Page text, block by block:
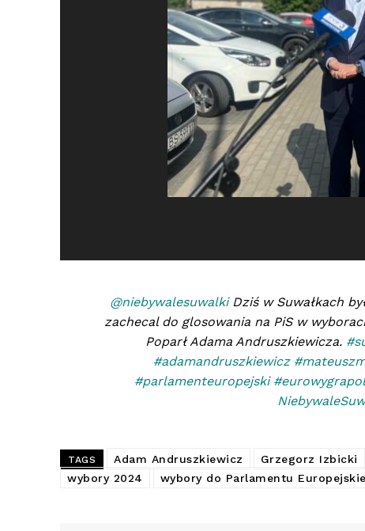
@niebywalesuwalkiDziś w Suwałkach
zachecal do glosowania na PiS w
Poparł Adama Andruszkiewicza.
#adamandruszkiewicz
#parlamenteuropejski
TAGS Adam Andruszkiewicz Grzegorz Izbicki
wybory 2024
wybory do Parlamentu